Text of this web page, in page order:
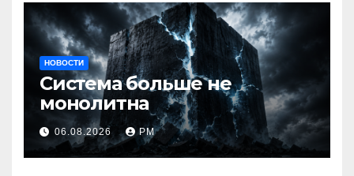
НОВОСТИ
Система больше не
монолитна
06.08.2026 РМ